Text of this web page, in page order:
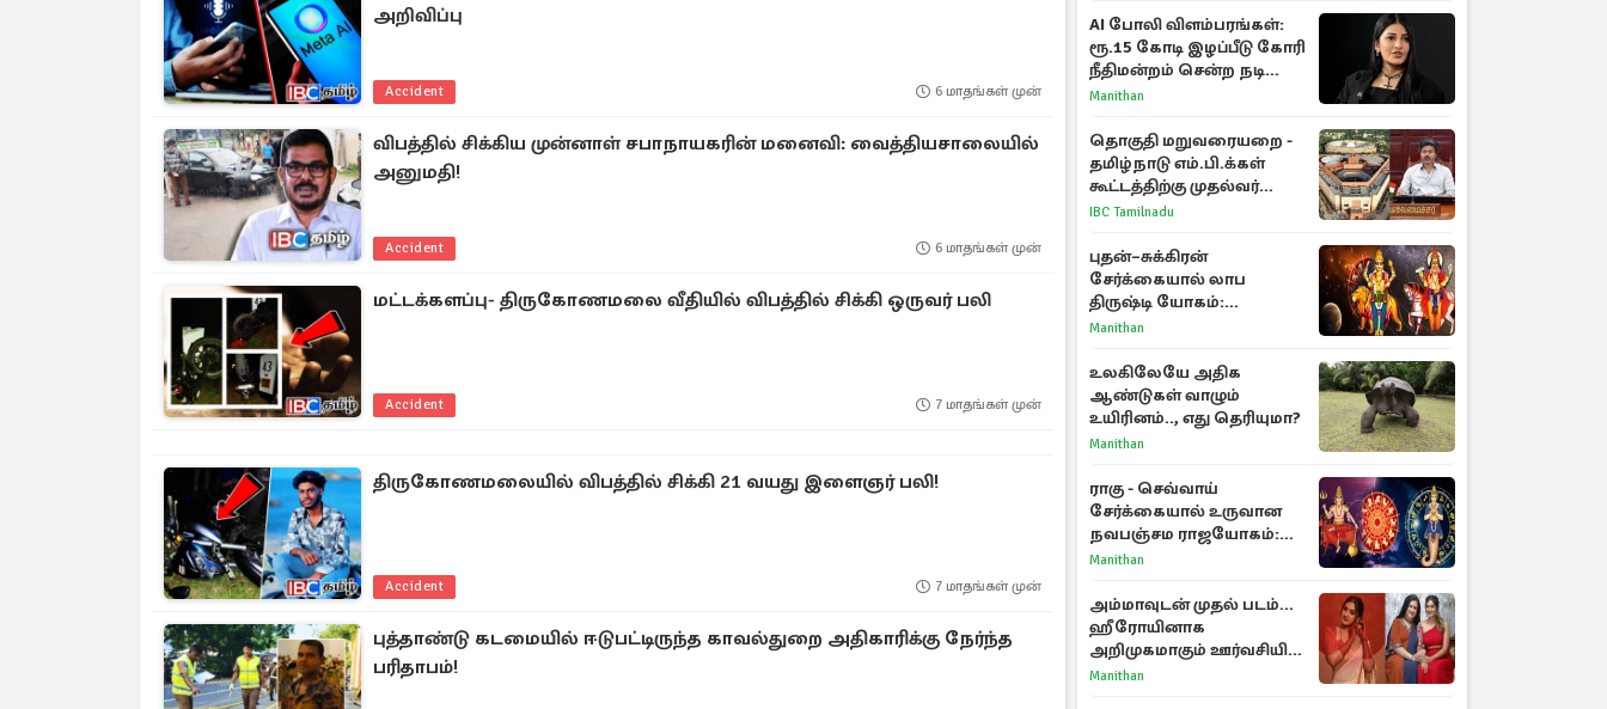
அறிவிப்பு
Accident 6 மாதங்கள் முன்
விபத்தில் சிக்கிய முன்னாள் சபாநாயகரின் மனைவி: வைத்தியசாலையில்
அனுமதி!
Accident 6 மாதங்கள் முன்
மட்டக்களப்பு- திருகோணமலை வீதியில் விபத்தில் சிக்கி ஒருவர் பலி
Accident 7 மாதங்கள் முன்
திருகோணமலையில் விபத்தில் சிக்கி 21 வயது இளைஞர் பலி!
Accident 7 மாதங்கள் முன்
புத்தாண்டு கடமையில் ஈடுபட்டிருந்த காவல்துறை அதிகாரிக்கு நேர்ந்த
பரிதாபம்!
காந்தி
AI போலி விளம்பரங்கள்:
ரூ.15 கோடி இழப்பீடு கோரி
நீதிமன்றம் சென்ற நடிகை
ஸ்ருதி ஹாசன்!
Manithan
தொகுதி மறுவரையறை -
தமிழ்நாடு எம்.பி.க்கள்
கூட்டத்திற்கு முதல்வர்
விஜய் அழைப்பு
IBC Tamilnadu
புதன்–சுக்கிரன்
சேர்க்கையால் லாப
திருஷ்டி யோகம்:
அதிர்ஷ்டம் பெறும் டாப் 3
Manithan
உலகிலேயே அதிக
ஆண்டுகள் வாழும்
உயிரினம்.., எது தெரியுமா?
Manithan
ராகு - செவ்வாய்
சேர்க்கையால் உருவான
நவபஞ்சம ராஜயோகம்:
அதிர்ஷ்டம் பெறும் 3
Manithan
அம்மாவுடன் முதல் படம்...
ஹீரோயினாக
அறிமுகமாகும் ஊர்வசியின்
மகள் தேஜலட்சுமி!
Manithan